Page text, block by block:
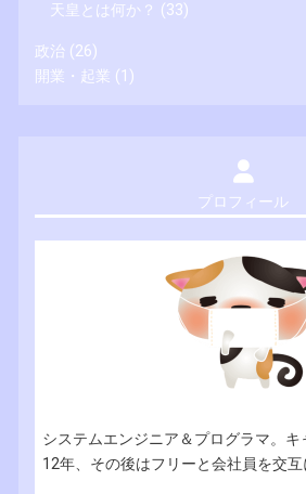
天皇とは何か？ (33)
政治 (26)
開業・起業 (1)
プロフィール
システムエンジニア＆プログラマ。
12年、その後はフリーと会社員を交互